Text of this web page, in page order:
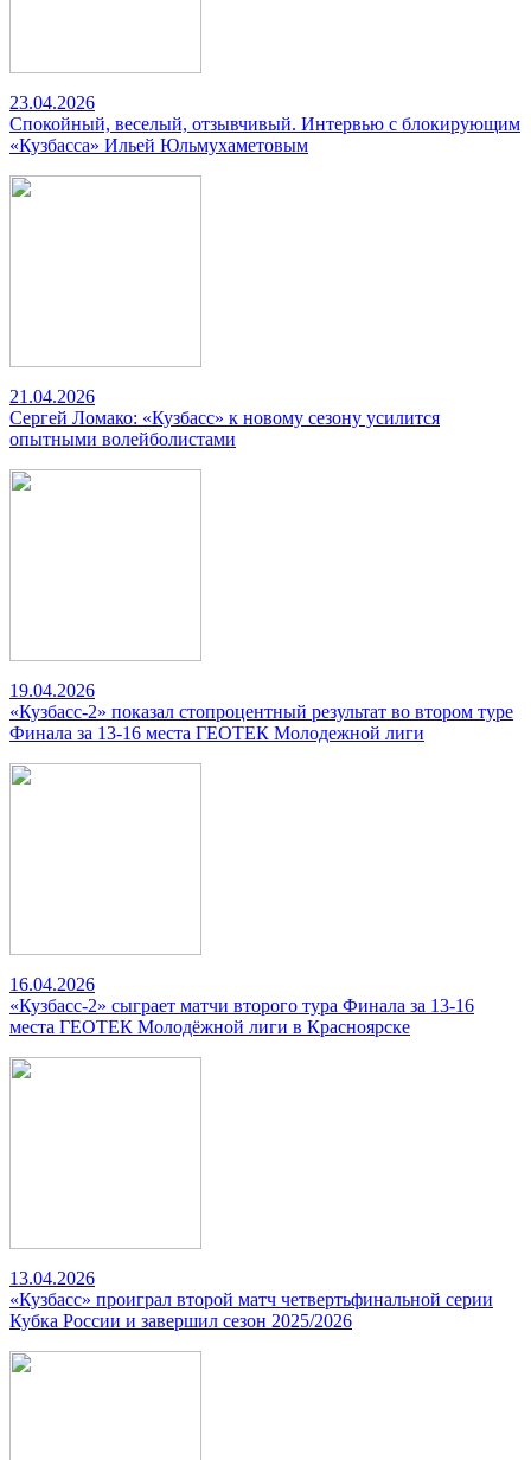
23.04.2026
Спокойный, веселый, отзывчивый. Интервью с блокирующим
«Кузбасса» Ильей Юльмухаметовым
21.04.2026
Сергей Ломако: «Кузбасс» к новому сезону усилится
опытными волейболистами
19.04.2026
«Кузбасс-2» показал стопроцентный результат во втором туре
Финала за 13-16 места ГЕОТЕК Молодежной лиги
16.04.2026
«Кузбасс-2» сыграет матчи второго тура Финала за 13-16
места ГЕОТЕК Молодёжной лиги в Красноярске
13.04.2026
«Кузбасс» проиграл второй матч четвертьфинальной серии
Кубка России и завершил сезон 2025/2026